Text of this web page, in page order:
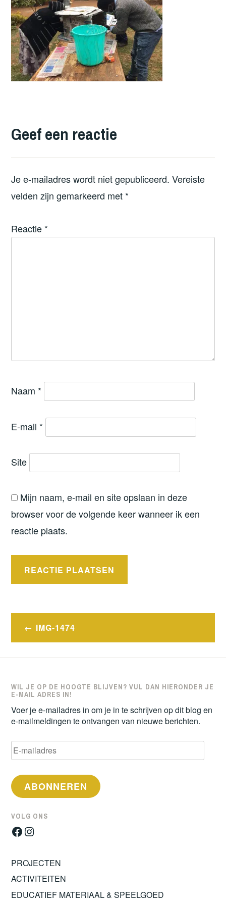
Geef een reactie
Je e-mailadres wordt niet gepubliceerd. Vereiste
velden zijn gemarkeerd met *
Reactie *
Naam *
E-mail *
Site
Mijn naam, e-mail en site opslaan in deze
browser voor de volgende keer wanneer ik een
reactie plaats.
Bericht
navigatie
IMG-1474
WIL JE OP DE HOOGTE BLIJVEN? VUL DAN HIERONDER JE
E-MAIL ADRES IN!
Voer je e-mailadres in om je in te schrijven op dit blog en
e-mailmeldingen te ontvangen van nieuwe berichten.
E-
mailadres
ABONNEREN
VOLG ONS
Facebook
Instagram
PROJECTEN
ACTIVITEITEN
EDUCATIEF MATERIAAL & SPEELGOED